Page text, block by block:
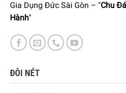
Gia Dụng Đức Sài Gòn – "Chu
Hành"
ĐÔI NÉT